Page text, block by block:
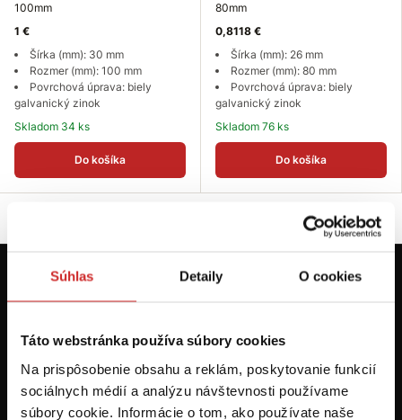
Súhlas Detaily O cookies
Táto webstránka používa súbory cookies
Na prispôsobenie obsahu a reklám, poskytovanie funkcií
sociálnych médií a analýzu návštevnosti používame
súbory cookie. Informácie o tom, ako používate naše
100mm
1 €
Šírka (mm): 30 mm
Rozmer (mm): 100 mm
Povrchová úprava: biely
galvanický zinok
Skladom 34 ks
Do košíka
80mm
0,8118 €
Šírka (mm): 26 mm
Rozmer (mm): 80 mm
Povrchová úprava: biely
galvanický zinok
Skladom 76 ks
Do košíka
Prvýkrát na svx.sk? Zaregistrujte sa a
akciách.
Odoberať